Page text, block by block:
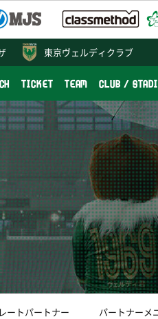
東京ヴェルディクラブ
TICKET TEAM CLUB /
ートパートナー パートナーメ